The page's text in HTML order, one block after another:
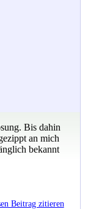
Bis dahin
an mich
bekannt
Beitrag zitieren